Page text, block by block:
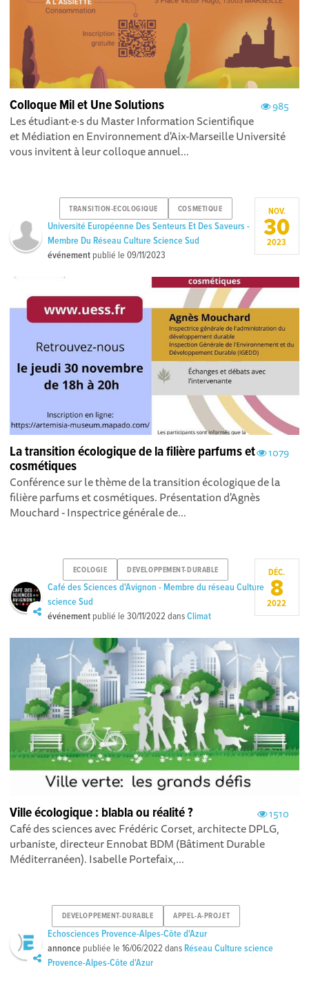
985
Colloque Mil et Une Solutions
Les étudiant·e·s du Master Information Scientifique
et Médiation en Environnement d'Aix-Marseille Université
vous invitent à leur colloque annuel...
TRANSITION-ECOLOGIQUE COSMETIQUE
Université Européenne Des Senteurs Et Des Saveurs -
Membre Du Réseau Culture Science Sud
événement publié le09/11/2023
NOV.
30
2023
1079
La transition écologique de la filière parfums et
cosmétiques
Conférence sur le thème de la transition écologique de la
filière parfums et cosmétiques. Présentation d'Agnès
Mouchard - Inspectrice générale de...
ECOLOGIE DEVELOPPEMENT-DURABLE
Café des Sciences d'Avignon - Membre du réseau Culture
science Sud
événement publié le30/11/2022 dansClimat
DÉC.
8
2022
1510
Ville écologique : blabla ou réalité ?
Café des sciences avec Frédéric Corset, architecte DPLG,
urbaniste, directeur Ennobat BDM (Bâtiment Durable
Méditerranéen). Isabelle Portefaix,...
DEVELOPPEMENT-DURABLE APPEL-A-PROJET
Echosciences Provence-Alpes-Côte d'Azur
annonce publiée le16/06/2022 dans Réseau Culture science
Provence-Alpes-Côte d'Azur